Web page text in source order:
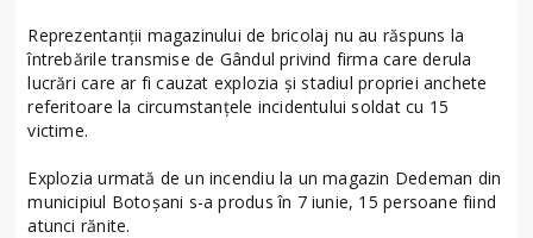
Reprezentanții magazinului de bricolaj nu au răspuns la
întrebările transmise de Gândul privind firma care derula
lucrări care ar fi cauzat explozia și stadiul propriei anchete
referitoare la circumstanțele incidentului soldat cu 15
victime.
Explozia urmată de un incendiu la un magazin Dedeman din
municipiul Botoşani s-a produs în 7 iunie, 15 persoane fiind
atunci rănite.